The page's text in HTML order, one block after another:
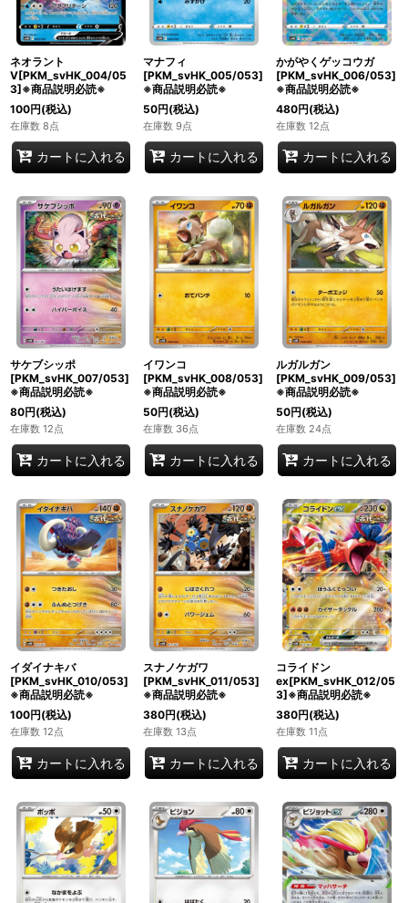
ネオラント
V[PKM_svHK_004/05
3]※商品説明必読※
100円(税込)
在庫数 8点
カートに入れる
マナフィ
[PKM_svHK_005/053]
※商品説明必読※
50円(税込)
在庫数 9点
カートに入れる
かがやくゲッコウガ
[PKM_svHK_006/053]
※商品説明必読※
480円(税込)
在庫数 12点
カートに入れる
サケブシッポ
[PKM_svHK_007/053]
※商品説明必読※
80円(税込)
在庫数 12点
カートに入れる
イワンコ
[PKM_svHK_008/053]
※商品説明必読※
50円(税込)
在庫数 36点
カートに入れる
ルガルガン
[PKM_svHK_009/053]
※商品説明必読※
50円(税込)
在庫数 24点
カートに入れる
イダイナキバ
[PKM_svHK_010/053]
※商品説明必読※
100円(税込)
在庫数 12点
カートに入れる
スナノケガワ
[PKM_svHK_011/053]
※商品説明必読※
380円(税込)
在庫数 13点
カートに入れる
コライドン
ex[PKM_svHK_012/05
3]※商品説明必読※
380円(税込)
在庫数 11点
カートに入れる